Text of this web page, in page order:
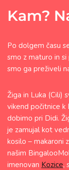
Kam?
Po dolgem času
smo z maturo in si
smo ga preživeli
Žiga in Luka (Cili)
vikend počitnice k
dobimo pri Didi.
je zamujal kot
kosilo – makaroni
našim
imenovan Kozice,